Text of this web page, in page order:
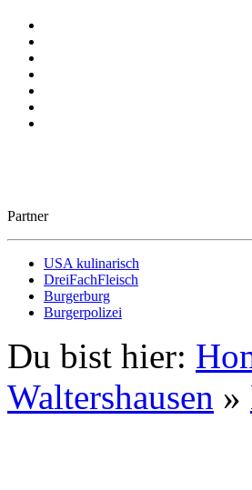
Partner
USA kulinarisch
DreiFachFleisch
Burgerburg
Burgerpolizei
Du bist hier:
Waltershausen »